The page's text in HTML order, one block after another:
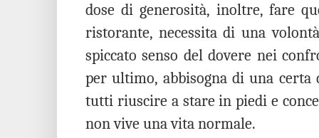
dose di generosità, inoltre, fare
ristorante, necessita di una
spiccato senso del dovere nei
per ultimo, abbisogna di una certa
tutti riuscire a stare in piedi e
non vive una vita normale.